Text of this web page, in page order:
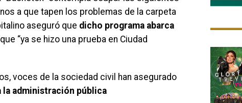
a que tapen los problemas de la carpeta
aseguró que dicho programa abarca
“ya se hizo una prueba en Ciudad
voces de la sociedad civil han asegurado
la administración pública